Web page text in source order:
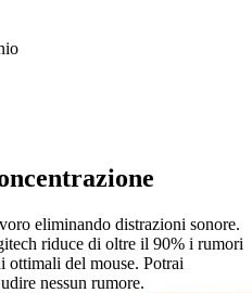
eliminando distrazioni sonore.
riduce di oltre il 90% i rumori
ottimali del mouse. Potrai
nessun rumore.